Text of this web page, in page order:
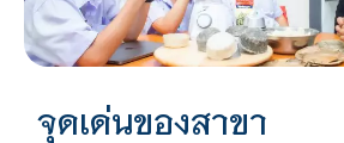
จุดเด่นของสาขา